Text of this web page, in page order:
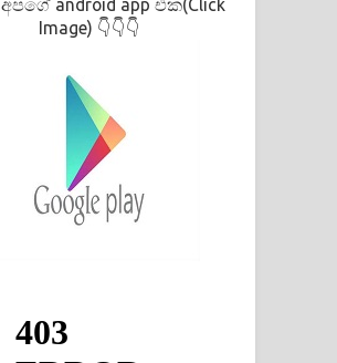
අපගේ android app එක(Click
Image) 👇👇👇